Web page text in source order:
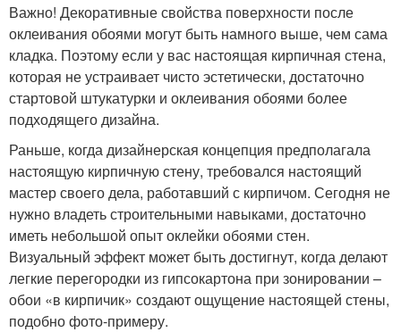
Важно! Декоративные свойства поверхности после
оклеивания обоями могут быть намного выше, чем сама
кладка. Поэтому если у вас настоящая кирпичная стена,
которая не устраивает чисто эстетически, достаточно
стартовой штукатурки и оклеивания обоями более
подходящего дизайна.
Раньше, когда дизайнерская концепция предполагала
настоящую кирпичную стену, требовался настоящий
мастер своего дела, работавший с кирпичом. Сегодня не
нужно владеть строительными навыками, достаточно
иметь небольшой опыт оклейки обоями стен.
Визуальный эффект может быть достигнут, когда делают
легкие перегородки из гипсокартона при зонировании –
обои «в кирпичик» создают ощущение настоящей стены,
подобно фото-примеру.